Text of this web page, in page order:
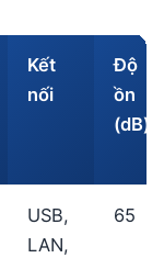
Kết
nối
Độ
ồn
(dB)
USB,
LAN,
65